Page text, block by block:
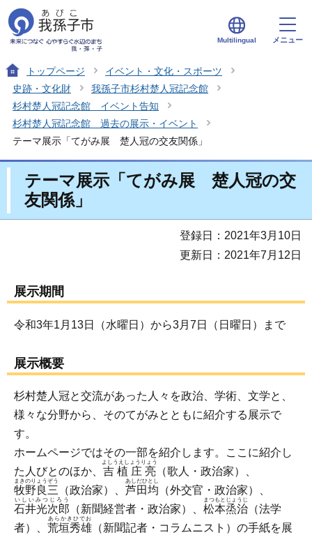
Multilingual メニュー
トップページ
イベント・文化・スポーツ
史跡・文化財
我孫子市杉村楚人冠記念館
杉村楚人冠記念館 イベント告知
杉村楚人冠記念館 過去の展示・イベント
テーマ展示「てがみ展 楚人冠の交友関係」
テーマ展示「てがみ展 楚人冠の交
友関係」
登録日：2021年3月10日
更新日：2021年7月12日
展示期間
令和3年1月13日（水曜日）から3月7日（日曜日）まで
展示概要
杉村楚人冠と交流があった人々を政治、学術、文学と、
様々な分野から、そのてがみとともに紹介する展示で
す。
ホームページではその一部を紹介します。ここに紹介し
た人びとのほか、 吉植庄亮
よしうえしょうりょう
（歌人・政治家）、
牧野良三
まきのりょうぞう
（政治家）、 芦田均
あしだひとし
（外交官・政治家）、
石井光次郎
いしいみつじろう
（新聞経営者・政治家）、 松本烝治
まつもとじょうじ
（法学
者）、 荒垣秀雄
あらかきひでお
（新聞記者・コラムニスト）の手紙を展